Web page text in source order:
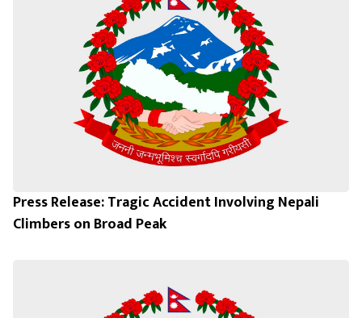
Press Release: Tragic Accident Involving Nepali
Climbers on Broad Peak